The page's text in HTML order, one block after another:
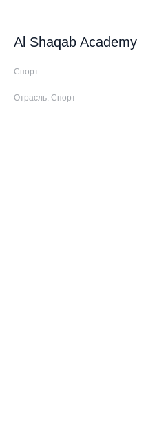
Al Shaqab Academy
Спорт
Отрасль: Спорт